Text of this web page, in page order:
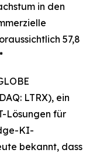
in den
57,8
LTRX), ein
Lösungen für
KI-
bekannt, dass